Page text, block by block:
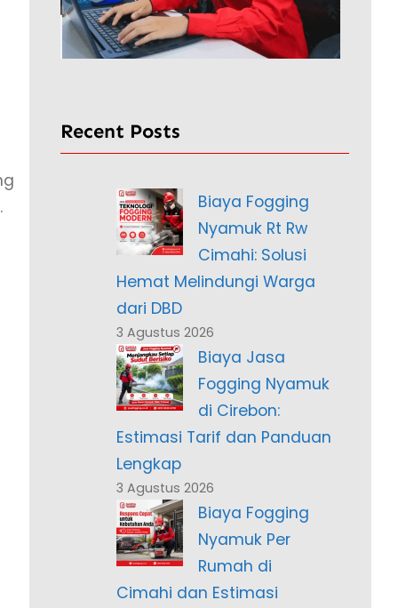
Recent Posts
Biaya Fogging
Nyamuk Rt Rw
Cimahi: Solusi
Hemat Melindungi Warga
dari DBD
3 Agustus 2026
Biaya Jasa
Fogging Nyamuk
di Cirebon:
Estimasi Tarif dan Panduan
Lengkap
3 Agustus 2026
Biaya Fogging
Nyamuk Per
Rumah di
Cimahi dan Estimasi